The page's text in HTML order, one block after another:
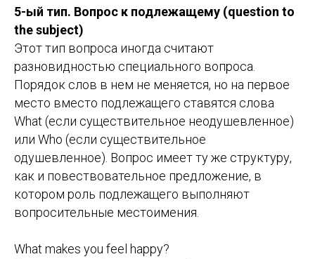
5-ый тип. Вопрос к подлежащему (question to
the subject)
Этот тип вопроса иногда считают
разновидностью специального вопроса.
Порядок слов в нем не меняется, но на первое
место вместо подлежащего ставятся слова
What (если существительное неодушевленное)
или Who (если существительное
одушевленное). Вопрос имеет ту же структуру,
как и повествовательное предложение, в
котором роль подлежащего выполняют
вопросительные местоимения.
What makes you feel happy?